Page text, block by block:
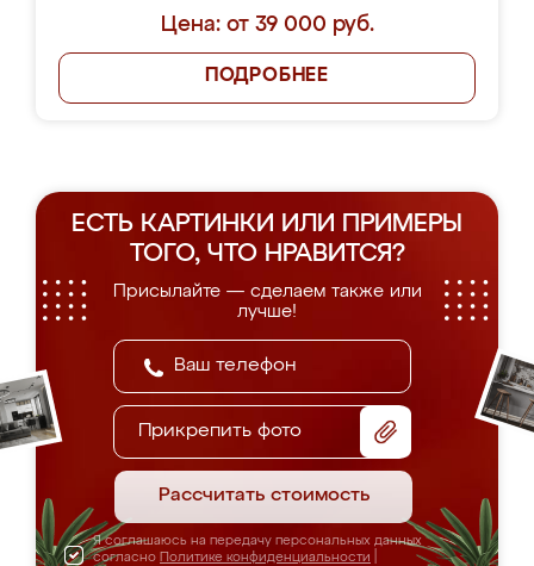
Цена: от 39 000 руб.
ПОДРОБНЕЕ
ЕСТЬ КАРТИНКИ ИЛИ ПРИМЕРЫ
ТОГО, ЧТО НРАВИТСЯ?
Присылайте — сделаем также или
лучше!
Прикрепить фото
Рассчитать стоимость
Я соглашаюсь на передачу персональных данных
согласно Политике конфиденциальности